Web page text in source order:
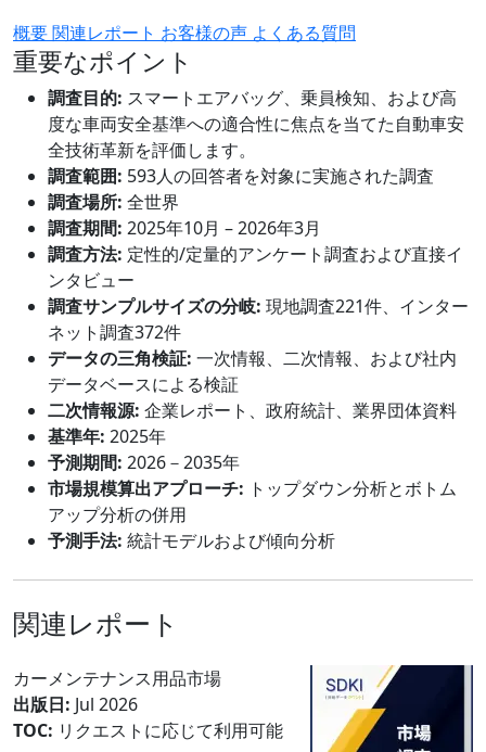
概要関連レポート お客様の声 よくある質問
重要なポイント
調査目的: スマートエアバッグ、乗員検知、および高
度な車両安全基準への適合性に焦点を当てた自動車安
全技術革新を評価します。
調査範囲: 593人の回答者を対象に実施された調査
調査場所: 全世界
調査期間: 2025年10月 – 2026年3月
調査方法: 定性的/定量的アンケート調査および直接イ
ンタビュー
調査サンプルサイズの分岐: 現地調査221件、インター
ネット調査372件
データの三角検証: 一次情報、二次情報、および社内
データベースによる検証
二次情報源: 企業レポート、政府統計、業界団体資料
基準年: 2025年
予測期間: 2026－2035年
市場規模算出アプローチ: トップダウン分析とボトム
アップ分析の併用
予測手法: 統計モデルおよび傾向分析
関連レポート
カーメンテナンス用品市場
出版日: Jul 2026
TOC: リクエストに応じて利用可能